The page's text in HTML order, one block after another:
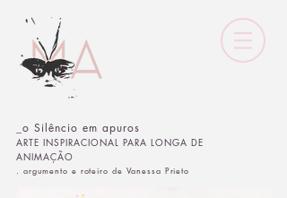
_o Silêncio em apuros
ARTE INSPIRACIONAL PARA LONGA DE
ANIMAÇÃO
. argumento e roteiro de Vanessa Prieto